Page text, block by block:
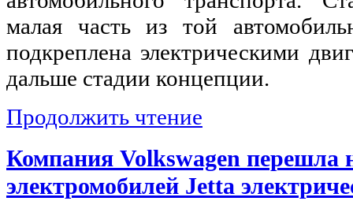
малая часть из той
подкреплена электрическими
дальше стадии концепции.
Продолжить чтение
Компания Volkswagen перешла
электромобилей Jetta